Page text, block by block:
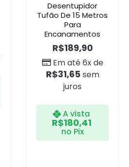
Desentupidor
Tufão De 15 Metros
Para
Encanamentos
R$189,90
Em até 6x de
R$31,65 sem
juros
A vista
R$180,41
no Pix